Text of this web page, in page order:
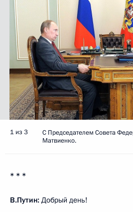
1 из 3
С Председателем Совета
Матвиенко.
* * *
В.Путин: Добрый день!